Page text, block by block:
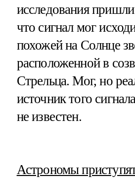
исследования
что сигнал мог
похожей на Солнце
расположенной в
Стрельца. Мог, но
источник того
не известен.
​Астрономы